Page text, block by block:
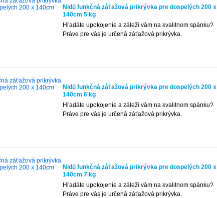
Nidū funkčná záťažová prikrývka pre dospelých 200 x
140cm 5 kg
Hľadáte upokojenie a záleží vám na kvalitnom spánku?
Práve pre vás je určená záťažová prikrývka.
Nidū funkčná záťažová prikrývka pre dospelých 200 x
140cm 6 kg
Hľadáte upokojenie a záleží vám na kvalitnom spánku?
Práve pre vás je určená záťažová prikrývka.
Nidū funkčná záťažová prikrývka pre dospelých 200 x
140cm 7 kg
Hľadáte upokojenie a záleží vám na kvalitnom spánku?
Práve pre vás je určená záťažová prikrývka.